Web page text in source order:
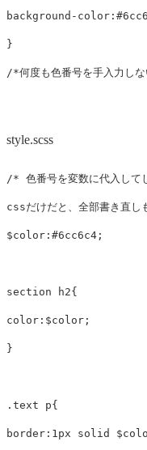
background-color :
}
/*何度も色番号を手入力し
style.scss
/* 色番号を変数に代入して
cssだけだと、全部書き直
$color : #6cc6c4 ;
section h2{
color : $color ;
}
.text p{
border : 1px solid